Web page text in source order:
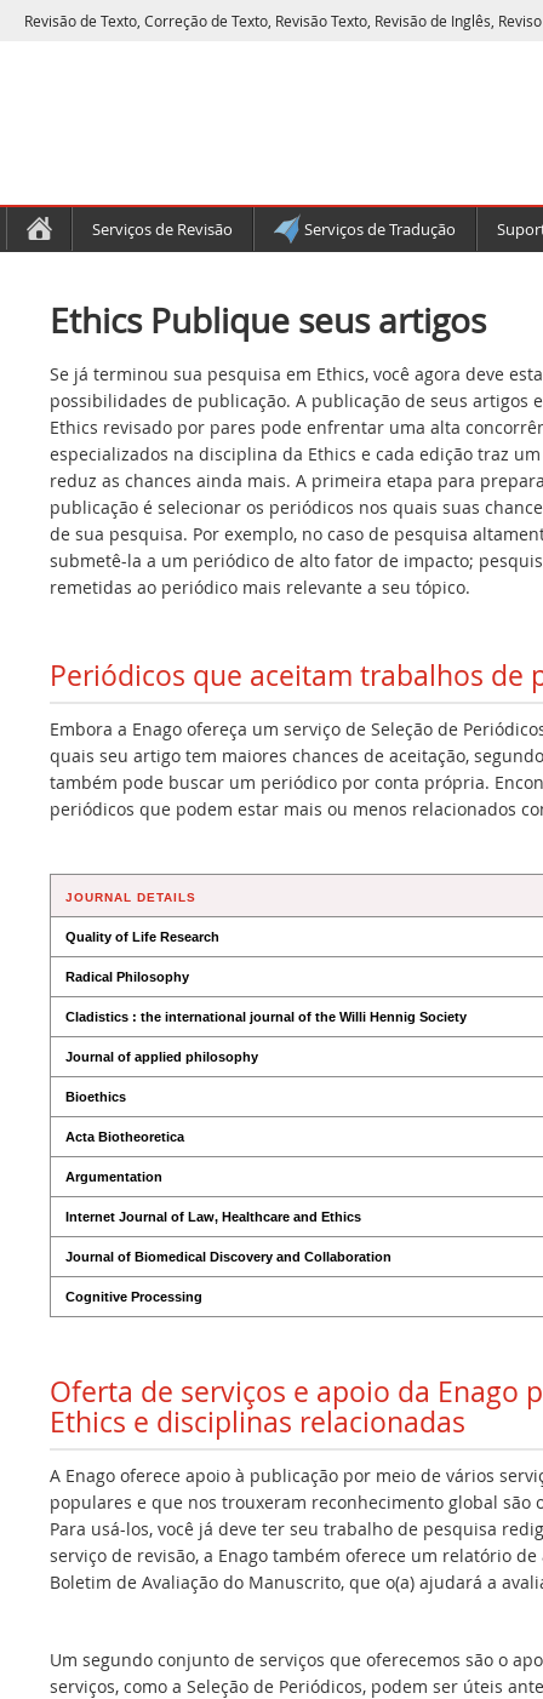
Revisão de Texto, Correção de Texto, Revisão Texto, Revisão de Inglês,
Serviços de Revisão Serviços de Tradução
Ethics Publique seus artigos
Se já terminou sua pesquisa em Ethics, você agora deve
possibilidades de publicação. A publicação de seus artigos
Ethics revisado por pares pode enfrentar uma alta
especializados na disciplina da Ethics e cada edição traz
reduz as chances ainda mais. A primeira etapa para
publicação é selecionar os periódicos nos quais suas
de sua pesquisa. Por exemplo, no caso de pesquisa
submetê-la a um periódico de alto fator de impacto;
remetidas ao periódico mais relevante a seu tópico.
Periódicos que aceitam trabalhos de
Embora a Enago ofereça um serviço de Seleção de
quais seu artigo tem maiores chances de aceitação,
também pode buscar um periódico por conta própria.
periódicos que podem estar mais ou menos relacionados
JOURNAL DETAILS
Quality of Life Research
Radical Philosophy
Cladistics : the international journal of the Willi Hennig Society
Journal of applied philosophy
Bioethics
Acta Biotheoretica
Argumentation
Internet Journal of Law, Healthcare and Ethics
Journal of Biomedical Discovery and Collaboration
Cognitive Processing
Oferta de serviços e apoio da Enago
Ethics e disciplinas relacionadas
A Enago oferece apoio à publicação por meio de vários
populares e que nos trouxeram reconhecimento global são
Para usá-los, você já deve ter seu trabalho de pesquisa
serviço de revisão, a Enago também oferece um relatório
Boletim de Avaliação do Manuscrito, que o(a) ajudará a
Um segundo conjunto de serviços que oferecemos são o
serviços, como a Seleção de Periódicos, podem ser úteis